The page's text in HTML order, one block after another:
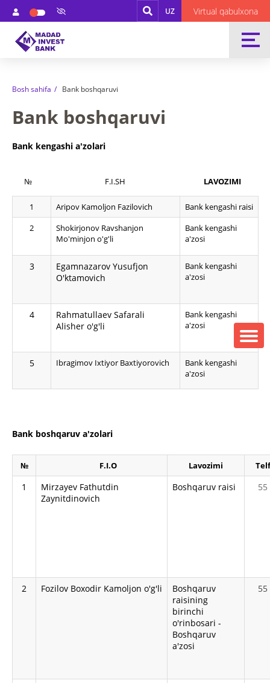
UZ Virtual qabulxona
Bosh sahifa Bank boshqaruvi
Bank boshqaruvi
Bank kengashi a'zolari
№ F.I.SH LAVOZIMI
1 Aripov Kamoljon Fazilovich
Bank kengashi raisi
2
Shokirjonov Ravshanjon
Mo'minjon o'g'li
Bank kengashi
a'zosi
3
Egamnazarov Yusufjon
O'ktamovich
Bank kengashi
a'zosi
4
Rahmatullaev Safarali
Alisher o'g'li
Bank kengashi
a'zosi
5 Ibragimov Ixtiyor Baxtiyorovich
Bank kengashi
a'zosi
Bank boshqaruv a'zolari
№ F.I.O Lavozimi
1
Mirzayev Fathutdin
Zaynitdinovich
Boshqaruv raisi
2 Fozilov Boxodir Kamoljon o'g'li
Boshqaruv
raisining
birinchi
o'rinbosari -
Boshqaruv
a'zosi